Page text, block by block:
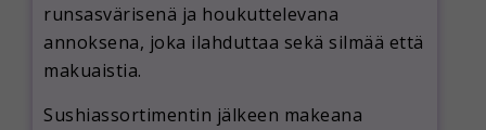
runsasvärisenä ja houkuttelevana
annoksena, joka ilahduttaa sekä silmää että
makuaistia.
Sushiassortimentin jälkeen makeana